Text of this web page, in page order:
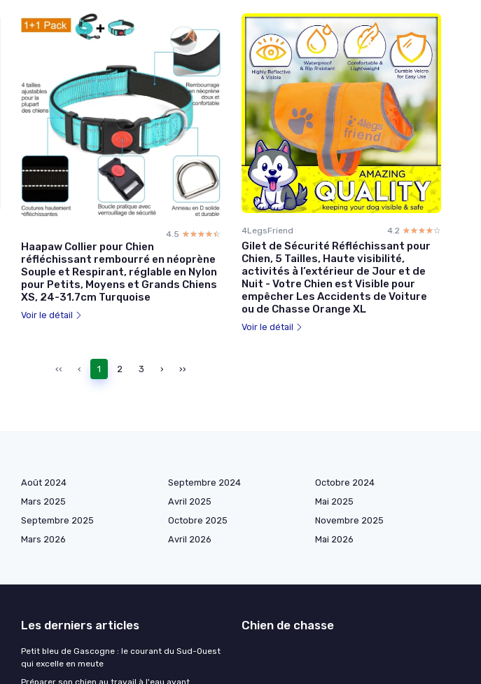
4.5 ☆☆☆☆☆
★★★★★
Haapaw Collier pour Chien
réfléchissant rembourré en néoprène
Souple et Respirant, réglable en Nylon
pour Petits, Moyens et Grands Chiens
XS, 24-31.7cm Turquoise
Voir le détail
4LegsFriend 4.2 ☆☆☆☆☆
★★★★★
Gilet de Sécurité Réfléchissant pour
Chien, 5 Tailles, Haute visibilité,
activités à l’extérieur de Jour et de
Nuit - Votre Chien est Visible pour
empêcher Les Accidents de Voiture
ou de Chasse Orange XL
Voir le détail
‹‹ ‹ 1 2 3 › ››
Août 2024 Septembre 2024
Octobre 2024
Mars 2025 Avril 2025
Mai 2025
Septembre 2025 Octobre 2025
Novembre 2025
Mars 2026 Avril 2026
Mai 2026
Les derniers articles
Petit bleu de Gascogne : le courant du Sud-Ouest
qui excelle en meute
Chien de chasse